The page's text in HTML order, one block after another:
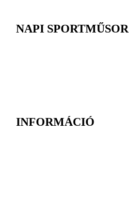
NAPI SPORTMŰSOR
INFORMÁCIÓ